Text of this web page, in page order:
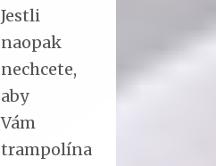
Jestli
naopak
nechcete,
aby
Vám
trampolína